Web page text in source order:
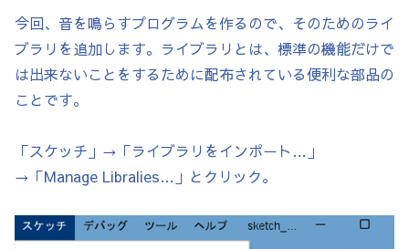
今回、音を鳴らすプログラムを作るので、そのためのライ
ブラリを追加します。ライブラリとは、標準の機能だけで
は出来ないことをするために配布されている便利な部品の
ことです。
「スケッチ」→「ライブラリをインポート…」
→「Manage Libralies…」とクリック。